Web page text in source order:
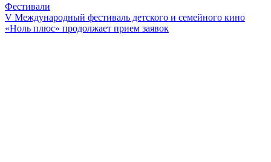
Фестивали
V Международный фестиваль детского и семейного кино
«Ноль плюс» продолжает прием заявок